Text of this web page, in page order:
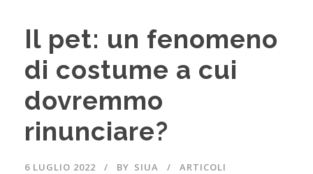
Il pet: un fenomeno
di costume a cui
dovremmo
rinunciare?
6 LUGLIO 2022 BY SIUA ARTICOLI